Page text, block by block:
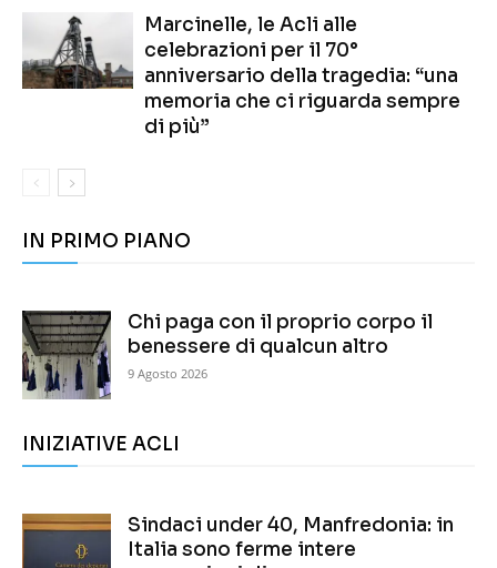
Marcinelle, le Acli alle
celebrazioni per il 70°
anniversario della tragedia: “una
memoria che ci riguarda sempre
di più”
IN PRIMO PIANO
Chi paga con il proprio corpo il
benessere di qualcun altro
9 Agosto 2026
INIZIATIVE ACLI
Sindaci under 40, Manfredonia: in
Italia sono ferme intere